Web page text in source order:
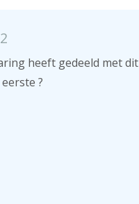
heeft gedeeld met dit
?